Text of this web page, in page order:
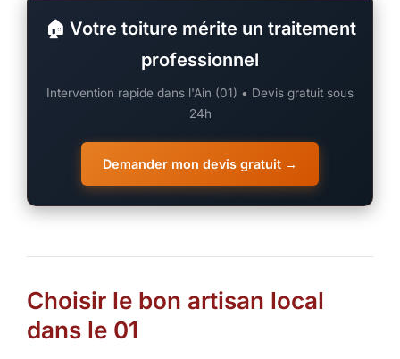
🏠 Votre toiture mérite un traitement
professionnel
Intervention rapide dans l'Ain (01) • Devis gratuit sous
24h
Demander mon devis gratuit →
Choisir le bon artisan local
dans le 01